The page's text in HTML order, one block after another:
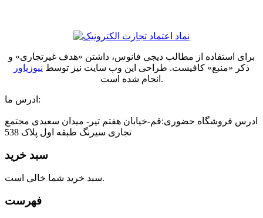
برای استفاده از مطالب دیجی فانوس، داشتن «هدف غیرتجاری» و
ذکر «منبع» کافیست. طراحی این وب سایت نیز توسط نیوزپاور
انجام شده است.
ادرس ما:
ادرس فروشگاه حضوری:قم-خیابان هفتم تیر- میدان سعیدی مجتمع
تجاری سیرنگ طبقه اول پلاک 538
سبد خرید
سبد خرید شما خالی است.
فهرست